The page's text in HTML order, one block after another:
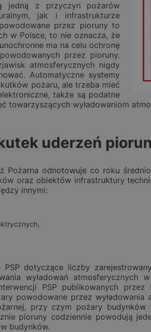
jedną z przyczyn pożarów
jak i infrastrukturze
przez pioruny to
w Polsce, to nie oznacza, że
ma na celu ochronę
przez pioruny.
atmosferycznych nigdy
Automatyczne systemy
pożaru, ale trzeba mieć
także są podatne
towarzyszących wyładowaniom
uderzeń
Pożarna odnotowuje co roku
oraz obiektów infrastruktury
innymi:
dotyczące liczby
wyładowań atmosferycznych
PSP publikowanych przez
powodowane przez
przy czym pożary
pioruny codziennie powodują
budynków.